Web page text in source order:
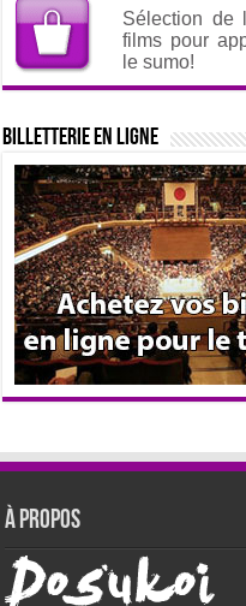
Sélection de
films pour
le sumo!
Billetterie en ligne
À propos